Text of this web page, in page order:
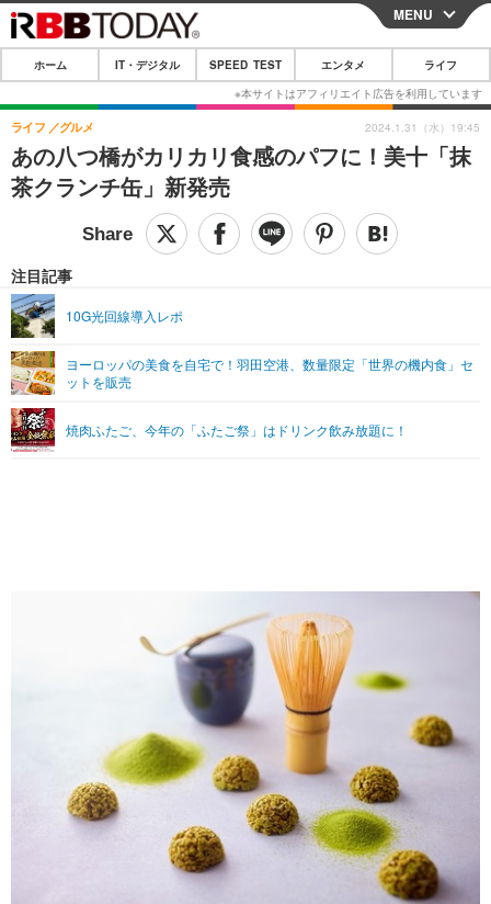
CLOSE
ホーム
IT・デジタル
IT・デジタルTOP スマートフォン
ショッピング その他
SPEED TEST
エンタメTOP 映画・ドラマ
グラビア
ショッピング その他
ライフTOP
その他
リリース一覧
プッシュ通知の停止方法
MENU
ホーム IT・デジタル SPEED TEST エンタメ ライフ
あの八つ橋がカリカリ食感のパフに！美十「抹
茶クランチ缶」新発売
ライフ グルメ
注目記事
10G光回線導入レポ
ヨーロッパの美食を自宅で！羽田空港、数量限定「世界の機内食」セ
ットを販売
焼肉ふたご、今年の「ふたご祭」はドリンク飲み放題に！
2024.1.31（水）19:45